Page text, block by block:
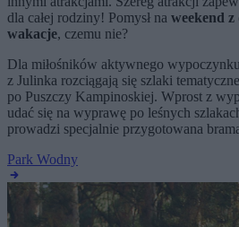
dla całej rodziny! Pomysł na weekend
wakacje, czemu nie?
Dla miłośników aktywnego
z Julinka rozciągają się szlaki
po Puszczy Kampinoskiej. Wprost z
udać się na wyprawę po leśnych
prowadzi specjalnie przygotowana
Park Wodny